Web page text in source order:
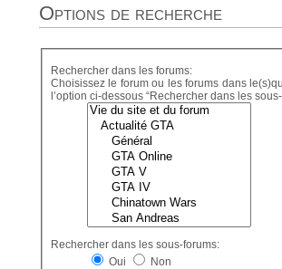
Options de recherche
Rechercher dans les forums:
Choisissez le forum ou les forums dans
l’option ci-dessous “Rechercher dans les
Rechercher dans les sous-forums:
Oui
Non